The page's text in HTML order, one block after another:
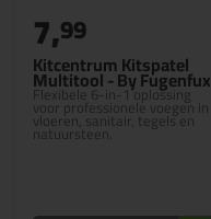
Kitcentrum Kitspatel
Multitool - By Fugenfux
Flexibele 6-in-1 oplossing
voor professionele voegen in
vloeren, sanitair, tegels en
natuursteen.
7,99